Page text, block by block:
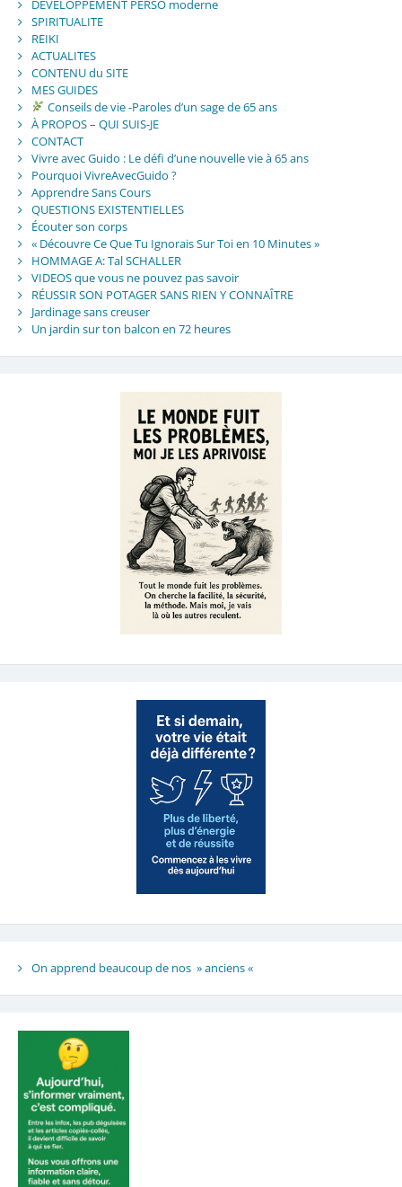
DEVELOPPEMENT PERSO moderne
SPIRITUALITE
REIKI
ACTUALITES
CONTENU du SITE
MES GUIDES
Conseils de vie -Paroles d’un sage de 65 ans
À PROPOS – QUI SUIS-JE
CONTACT
Vivre avec Guido : Le défi d’une nouvelle vie à 65 ans
Pourquoi VivreAvecGuido ?
Apprendre Sans Cours
QUESTIONS EXISTENTIELLES
Écouter son corps
« Découvre Ce Que Tu Ignorais Sur Toi en 10 Minutes »
HOMMAGE A: Tal SCHALLER
VIDEOS que vous ne pouvez pas savoir
RÉUSSIR SON POTAGER SANS RIEN Y CONNAÎTRE
Jardinage sans creuser
Un jardin sur ton balcon en 72 heures
On apprend beaucoup de nos » anciens «